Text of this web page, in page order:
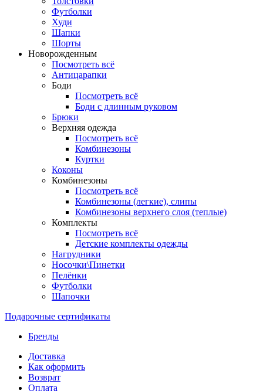
Футболки
Худи
Шапки
Шорты
Новорожденным
Посмотреть всё
Антицарапки
Боди
Посмотреть всё
Боди с длинным руковом
Брюки
Верхняя одежда
Посмотреть всё
Комбинезоны
Куртки
Коконы
Комбинезоны
Посмотреть всё
Комбинезоны (легкие), слипы
Комбинезоны верхнего слоя (теплые)
Комплекты
Посмотреть всё
Детские комплекты одежды
Нагрудники
Носочки\Пинетки
Пелёнки
Футболки
Шапочки
Подарочные сертификаты
Бренды
Доставка
Как оформить
Возврат
Оплата